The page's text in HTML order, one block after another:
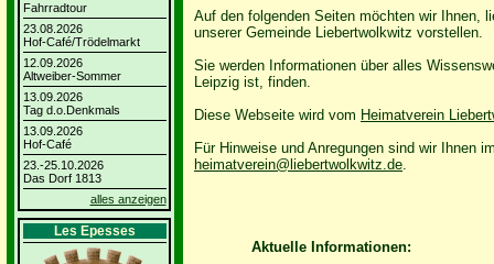
Fahrradtour
23.08.2026
Hof-Café/Trödelmarkt
12.09.2026
Altweiber-Sommer
13.09.2026
Tag d.o.Denkmals
13.09.2026
Hof-Café
23.-25.10.2026
Das Dorf 1813
alles anzeigen
Les Epesses
Auf den folgenden Seiten möchten wir Ihnen,
unserer Gemeinde Liebertwolkwitz vorstellen.
Sie werden Informationen über alles
Leipzig ist, finden.
Diese Webseite wird vom Heimatverein
Für Hinweise und Anregungen sind wir Ihnen
heimatverein@liebertwolkwitz.de.
Aktuelle Informationen: